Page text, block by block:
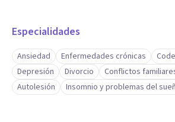
Especialidades
Ansiedad Enfermedades crónicas
Depresión
Divorcio Conflictos
Autolesión
Insomnio y problemas del